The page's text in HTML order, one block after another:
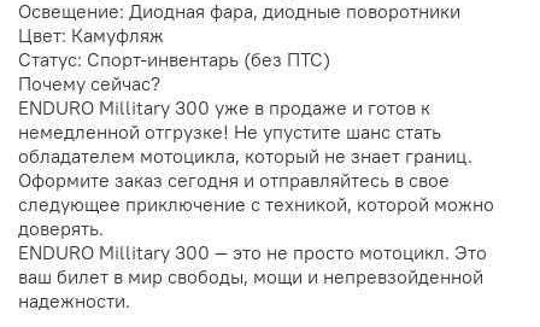
Освещение: Диодная фара, диодные поворотники
Цвет: Камуфляж
Статус: Спорт-инвентарь (без ПТС)
Почему сейчас?
ENDURO Millitary 300 уже в продаже и готов к
немедленной отгрузке! Не упустите шанс стать
обладателем мотоцикла, который не знает границ.
Оформите заказ сегодня и отправляйтесь в свое
следующее приключение с техникой, которой можно
доверять.
ENDURO Millitary 300 — это не просто мотоцикл. Это
ваш билет в мир свободы, мощи и непревзойденной
надежности.